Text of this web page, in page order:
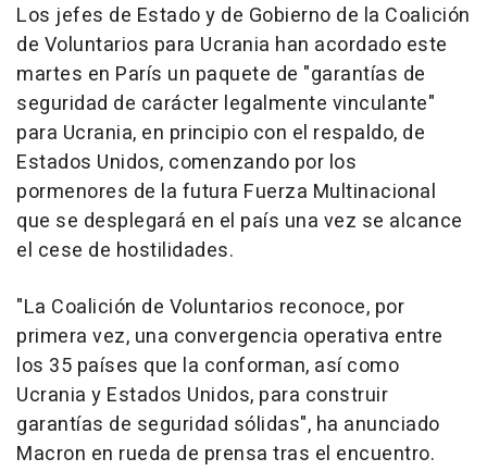
Los jefes de Estado y de Gobierno de la Coalición
de Voluntarios para Ucrania han acordado este
martes en París un paquete de "garantías de
seguridad de carácter legalmente vinculante"
para Ucrania, en principio con el respaldo, de
Estados Unidos, comenzando por los
pormenores de la futura Fuerza Multinacional
que se desplegará en el país una vez se alcance
el cese de hostilidades.
"La Coalición de Voluntarios reconoce, por
primera vez, una convergencia operativa entre
los 35 países que la conforman, así como
Ucrania y Estados Unidos, para construir
garantías de seguridad sólidas", ha anunciado
Macron en rueda de prensa tras el encuentro.